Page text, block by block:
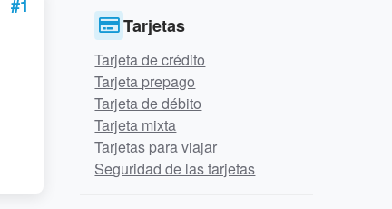
#1
Tarjetas
Tarjeta de crédito
Tarjeta prepago
Tarjeta de débito
Tarjeta mixta
Tarjetas para viajar
Seguridad de las tarjetas